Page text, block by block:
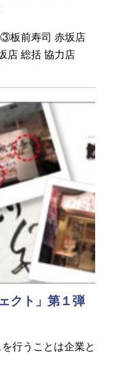
板前寿司 赤坂店
店 総括 協力店
クト」第１弾
行うことは企業と